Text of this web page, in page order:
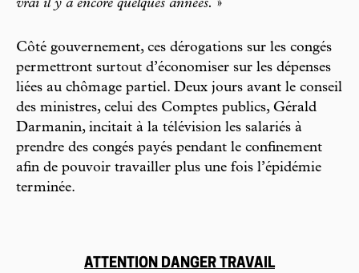
vrai il y a encore quelques années. »
Côté gouvernement, ces dérogations sur les congés
permettront surtout d’économiser sur les dépenses
liées au chômage partiel. Deux jours avant le conseil
des ministres, celui des Comptes publics, Gérald
Darmanin, incitait à la télévision les salariés à
prendre des congés payés pendant le confinement
afin de pouvoir travailler plus une fois l’épidémie
terminée.
ATTENTION DANGER TRAVAIL